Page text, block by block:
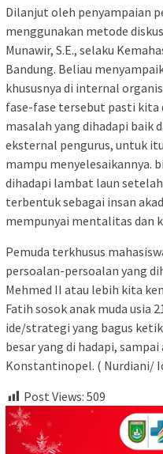
Dilanjut oleh penyampaian
menggunakan metode
Munawir, S.E., selaku
Bandung. Beliau
khususnya di internal
fase-fase tersebut pasti kita
masalah yang dihadapi baik
eksternal pengurus, untuk
mampu menyelesaikannya.
dihadapi lambat laun
terbentuk sebagai insan
mempunyai mentalitas dan
Pemuda terkhusus
persoalan-persoalan yang
Mehmed II atau lebih kita
Fatih sosok anak muda usia
ide/strategi yang bagus
besar yang di hadapi,
Konstantinopel. ( Nurdiani/
Post Views: 509